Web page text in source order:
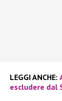
LEGGI ANCHE:
escludere dal